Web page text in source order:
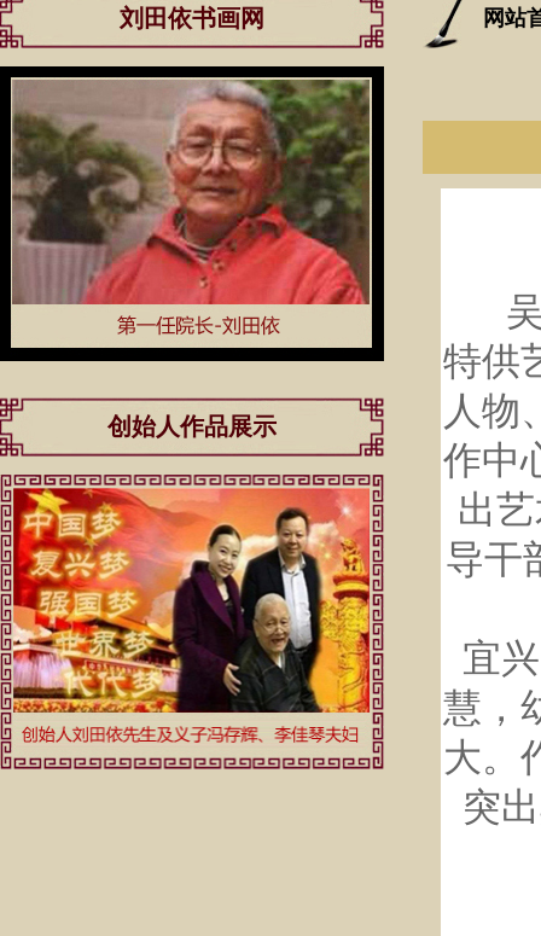
刘田依书画网
创始人作品展示
网站
吴
特供
人物
作中
出
导干
宜
慧，
大。
突